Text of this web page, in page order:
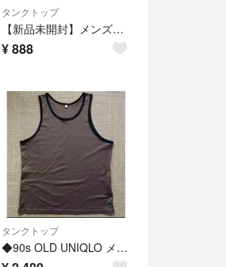
タンクトップ
【新品未開封】メンズ エアリズム デオドラントメッシュ タンクトップ Lサイズ
¥888
タンクトップ
◆90s OLD UNIQLO メッシュ タンクトップ トレーニングウェア L